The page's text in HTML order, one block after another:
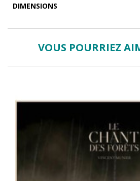
DIMENSIONS
VOUS POURRIEZ